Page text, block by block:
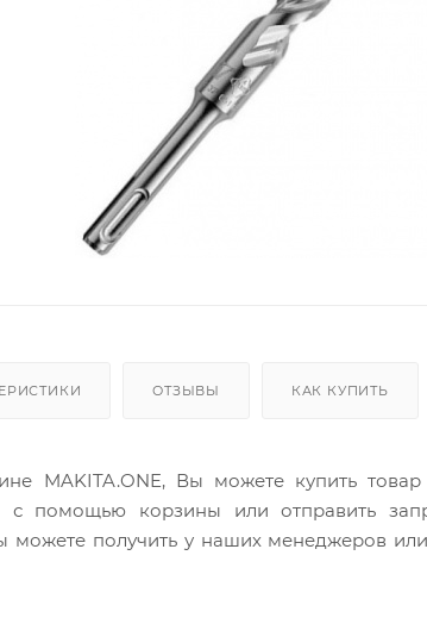
ОТЗЫВЫ КАК КУПИТЬ
MAKITA.ONE, Вы можете купить
с помощью корзины или отправить
получить у наших менеджеров